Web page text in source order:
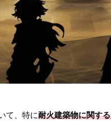
て、特に耐火建築物に関す